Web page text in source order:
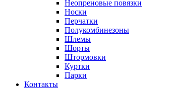
Неопреновые повязки
Носки
Перчатки
Полукомбинезоны
Шлемы
Шорты
Штормовки
Куртки
Парки
Контакты